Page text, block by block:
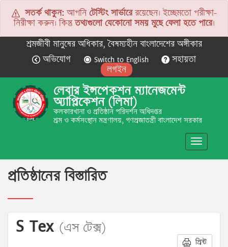
সতর্ক থাকুন: আপনিটেস্টিং সার্ভারেরয়েছেন। ইচ্ছেমতো পরীক্ষা-
নিরীক্ষা করুন। কিন্তুতথ্যগুলো যেকোনো সময় মুছে ফেলা হতে পারে।
শ্রমজীবী মানুষের অধিকার, বৈষম্যহীন বাংলাদেশের অঙ্গীকার
অভিযোগ
Switch to English
সহায়তা
লগইন
লেবার ইন্সপেকশন ম্যানেজমেন্ট
অ্যাপ্লিকেশন (লিমা)
কলকারখানা ও প্রতিষ্ঠান পরিদর্শন অধিদপ্তর
শ্রম ও কর্মসংস্থান মন্ত্রণালয়, গণপ্রজাতন্ত্রী বাংলাদেশ সরকার
Toggle
প্রতিষ্ঠানের বিস্তারিত
S Tex (এস টেক্স)
প্রিন্ট